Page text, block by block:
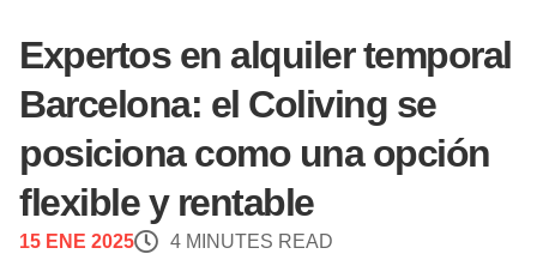
Expertos en alquiler temporal
Barcelona: el Coliving se
posiciona como una opción
flexible y rentable
15 ENE 2025 4 MINUTES READ